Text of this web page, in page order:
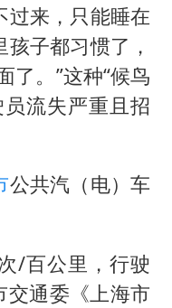
过来，只能睡在
子都习惯了，
了。”这种“候鸟
流失严重且招
公共汽（电）车
/百公里，行驶
交通委《上海市